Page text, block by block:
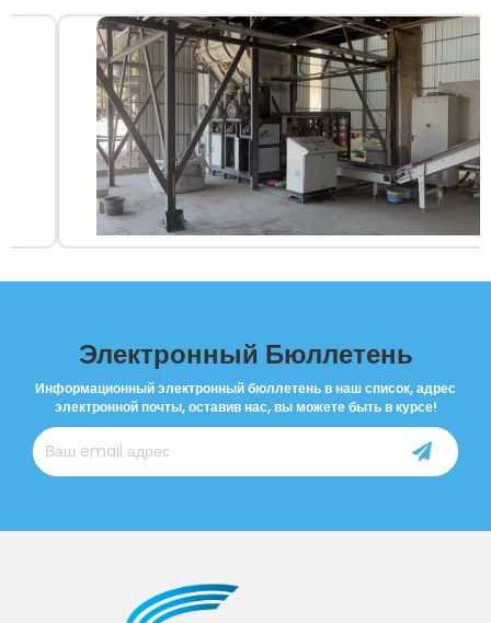
Электронный Бюллетень
Информационный электронный бюллетень в наш список, адрес
электронной почты, оставив нас, вы можете быть в курсе!